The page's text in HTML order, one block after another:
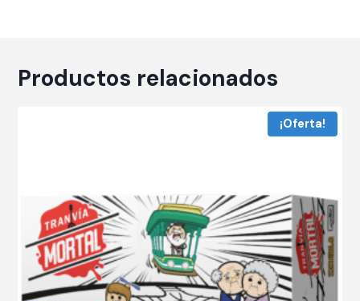
Productos relacionados
¡Oferta!